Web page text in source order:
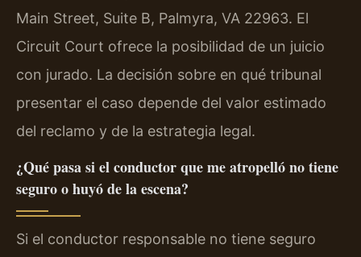
Main Street, Suite B, Palmyra, VA 22963. El
Circuit Court ofrece la posibilidad de un juicio
con jurado. La decisión sobre en qué tribunal
presentar el caso depende del valor estimado
del reclamo y de la estrategia legal.
¿Qué pasa si el conductor que me atropelló no tiene
seguro o huyó de la escena?
Si el conductor responsable no tiene seguro